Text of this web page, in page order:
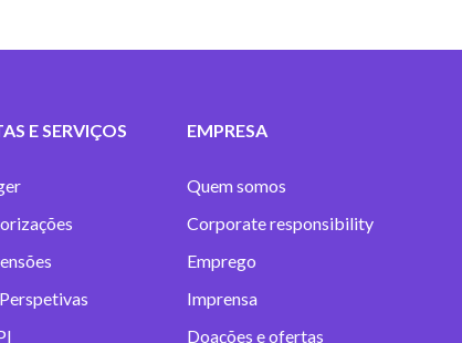
E SERVIÇOS EMPRESA
Quem somos
Corporate responsibility
Emprego
Imprensa
Doações e ofertas